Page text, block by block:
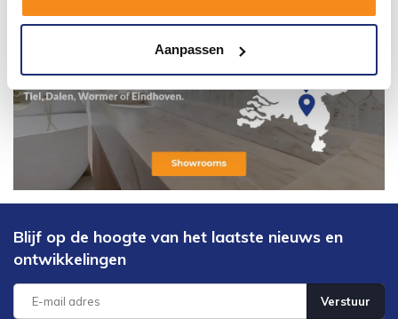
Aanpassen
Blijf op de hoogte van het laatste nieuws en
ontwikkelingen
Verstuur